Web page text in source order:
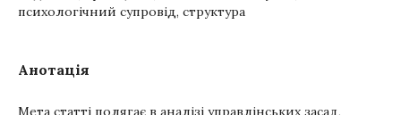
психологічний супровід, структура
Анотація
Мета статті полягає в аналізі управлінських засад,